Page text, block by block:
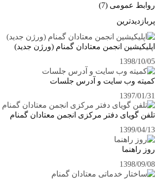
روابط عمومی (7)
پربازدیدترین
اپلیکیشین انجمن معتادان گمنام (ورژن جدید)
1398/10/05
کمیته وب سایت و آدرس جلسات
1397/01/31
تلفن گویای دفتر مرکزی انجمن معتادان گمنام
1399/04/13
روز راهنما
1398/09/08